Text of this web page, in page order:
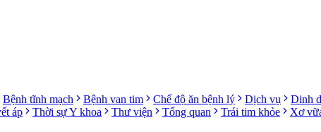
Bệnh tĩnh mạch Bệnh van tim Chế độ ăn bệnh lý Dịch vụ Dinh
áp Thời sự Y khoa Thư viện Tổng quan Trái tim khỏe
Xơ